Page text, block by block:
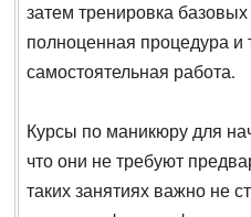
затем тренировка
полноценная процедура и
самостоятельная работа.
Курсы по маникюру для
что они не требуют
таких занятиях важно не